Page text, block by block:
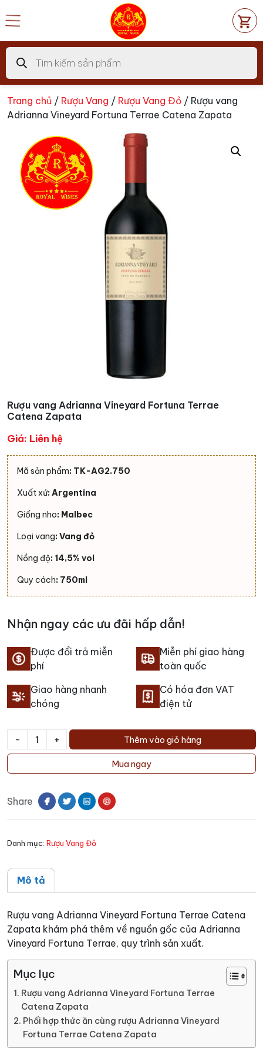
đến
dung
Tìm
kiếm
sản
phẩm
Trang chủ / Rượu Vang / Rượu Vang Đỏ / Rượu vang
Adrianna Vineyard Fortuna Terrae Catena Zapata
Rượu vang Adrianna Vineyard Fortuna Terrae
Catena Zapata
Giá: Liên hệ
Mã sản phẩm: TK-AG2.750
Xuất xứ: Argentina
Giống nho: Malbec
Loại vang: Vang đỏ
Nồng độ: 14,5% vol
Quy cách: 750ml
Nhận ngay các ưu đãi hấp dẫn!
Được đổi trả miễn
phí
Miễn phí giao hàng
toàn quốc
Giao hàng nhanh
chóng
Có hóa đơn VAT
điện tử
-
Rượu
Adrianna
Fortuna
Zapata
+ Thêm vào giỏ hàng
Mua ngay
Share
Danh mục: Rượu Vang Đỏ
Mô tả
Rượu vang Adrianna Vineyard Fortuna Terrae Catena
Zapata khám phá thêm về nguồn gốc của Adrianna
Vineyard Fortuna Terrae, quy trình sản xuất.
Mục lục
Rượu vang Adrianna Vineyard Fortuna Terrae
Catena Zapata
Phối hợp thức ăn cùng rượu Adrianna Vineyard
Fortuna Terrae Catena Zapata